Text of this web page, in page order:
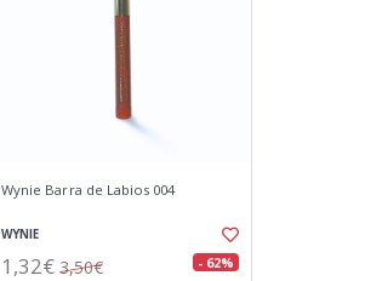
Wynie Barra de Labios 004
WYNIE
1,32€ 3,50€ - 62%